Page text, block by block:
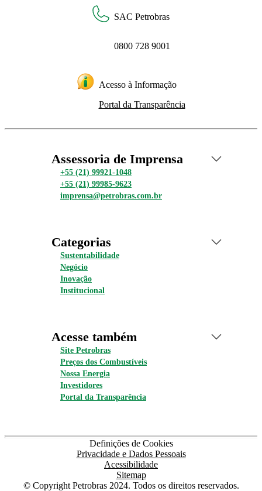
SAC Petrobras
0800 728 9001
Acesso à Informação
Portal da Transparência
Assessoria de Imprensa
+55 (21) 99921-1048
+55 (21) 99985-9623
imprensa@petrobras.com.br
Categorias
Sustentabilidade
Negócio
Inovação
Institucional
Acesse também
Site Petrobras
Preços dos Combustíveis
Nossa Energia
Investidores
Portal da Transparência
Definições de Cookies
Privacidade e Dados Pessoais
Acessibilidade
Sitemap
© Copyright Petrobras 2024. Todos os direitos reservados.